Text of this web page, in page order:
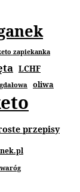
zapiekanka
LCHF
oliwa
przepisy